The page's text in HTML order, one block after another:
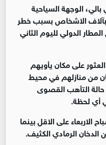
بالي، الوجهة السياحية
بآلاف الاشخاص بسبب خطر
الدولي لليوم الثاني
على مكان يأويهم
من منازلهم في محيط
التأهب القصوى
أي لحظة.
على الاقل بينما
الدخان الرمادي الكثيف.